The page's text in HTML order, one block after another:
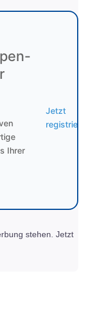
Ihrer
Jetzt
registrieren
stehen. Jetzt